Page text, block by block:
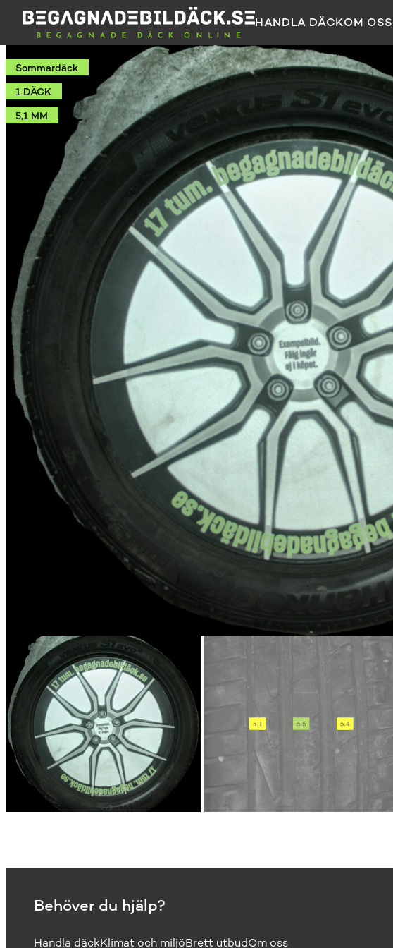
HANDLA DÄCKOM OSS
Sommardäck
1 DÄCK
5,1 MM
Behöver du hjälp?
Handla däckKlimat och miljöBrett utbudOm oss